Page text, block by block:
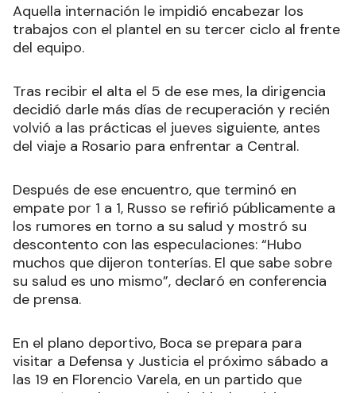
Aquella internación le impidió encabezar los
trabajos con el plantel en su tercer ciclo al frente
del equipo.
Tras recibir el alta el 5 de ese mes, la dirigencia
decidió darle más días de recuperación y recién
volvió a las prácticas el jueves siguiente, antes
del viaje a Rosario para enfrentar a Central.
Después de ese encuentro, que terminó en
empate por 1 a 1, Russo se refirió públicamente a
los rumores en torno a su salud y mostró su
descontento con las especulaciones: “Hubo
muchos que dijeron tonterías. El que sabe sobre
su salud es uno mismo”, declaró en conferencia
de prensa.
En el plano deportivo, Boca se prepara para
visitar a Defensa y Justicia el próximo sábado a
las 19 en Florencio Varela, en un partido que